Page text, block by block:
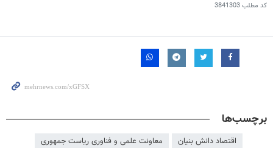
کد مطلب3841303
برچسب‌ها
اقتصاد دانش بنیان
معاونت علمی و فناوری ریاست جمهوری